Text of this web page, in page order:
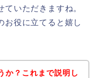
いただきますね。
お役に立てると嬉し
か？これまで説明し